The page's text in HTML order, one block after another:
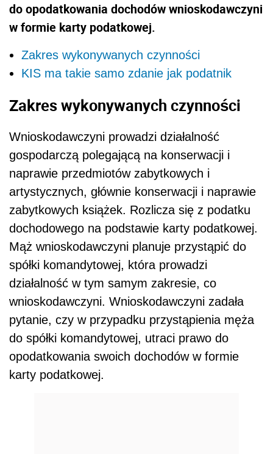
do opodatkowania dochodów wnioskodawczyni
w formie karty podatkowej.
Zakres wykonywanych czynności
KIS ma takie samo zdanie jak podatnik
Zakres wykonywanych czynności
Wnioskodawczyni prowadzi działalność
gospodarczą polegającą na konserwacji i
naprawie przedmiotów zabytkowych i
artystycznych, głównie konserwacji i naprawie
zabytkowych książek. Rozlicza się z podatku
dochodowego na podstawie karty podatkowej.
Mąż wnioskodawczyni planuje przystąpić do
spółki komandytowej, która prowadzi
działalność w tym samym zakresie, co
wnioskodawczyni. Wnioskodawczyni zadała
pytanie, czy w przypadku przystąpienia męża
do spółki komandytowej, utraci prawo do
opodatkowania swoich dochodów w formie
karty podatkowej.